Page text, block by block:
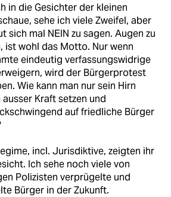
in die Gesichter der kleinen
sehe ich viele Zweifel, aber
sich mal NEIN zu sagen. Augen zu
ist wohl das Motto. Nur wenn
eindeutig verfassungswidrige
wird der Bürgerprotest
Wie kann man nur sein Hirn
Kraft setzen und
auf friedliche Bürger
incl. Jurisdiktive, zeigten ihr
Ich sehe noch viele von
Polizisten verprügelte und
Bürger in der Zukunft.